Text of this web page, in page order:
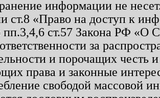
информации не
ст.8 «Право на доступ к
пп.3,4,6 ст.57 Закона РФ «О
за
и порочащих честь
права и законные
свободой массовой